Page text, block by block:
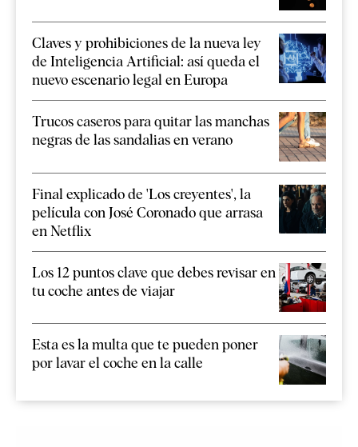
Claves y prohibiciones de la nueva ley
de Inteligencia Artificial: así queda el
nuevo escenario legal en Europa
Trucos caseros para quitar las manchas
negras de las sandalias en verano
Final explicado de 'Los creyentes', la
película con José Coronado que arrasa
en Netflix
Los 12 puntos clave que debes revisar en
tu coche antes de viajar
Esta es la multa que te pueden poner
por lavar el coche en la calle